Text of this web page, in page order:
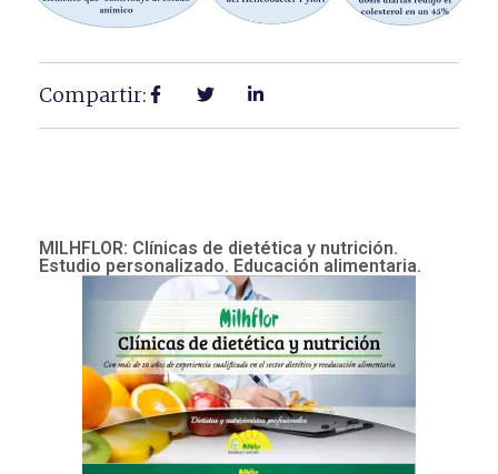
Compartir:
MILHFLOR: Clínicas de dietética y nutrición.
Estudio personalizado. Educación alimentaria.